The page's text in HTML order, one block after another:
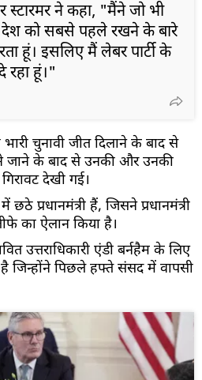
स्टारमर ने कहा, "मैंने जो भी
को सबसे पहले रखने के बारे
हूं। इसलिए मैं लेबर पार्टी के
रहा हूं।"
चुनावी जीत दिलाने के बाद से
जाने के बाद से उनकी और उनकी
गिरावट देखी गई।
छठे प्रधानमंत्री हैं, जिसने प्रधानमंत्री
का ऐलान किया है।
उत्तराधिकारी एंडी बर्नहैम के लिए
है जिन्होंने पिछले हफ्ते संसद में वापसी